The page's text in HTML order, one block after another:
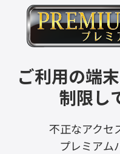
ご利用の端
制限し
不正なアクセ
プレミアム